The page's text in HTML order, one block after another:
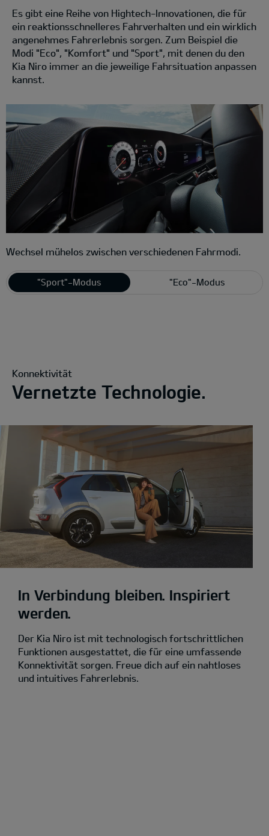
Es gibt eine Reihe von Hightech-Innovationen, die für
ein reaktionsschnelleres Fahrverhalten und ein wirklich
angenehmes Fahrerlebnis sorgen. Zum Beispiel die
Modi "Eco", "Komfort" und "Sport", mit denen du den
Kia Niro immer an die jeweilige Fahrsituation anpassen
kannst.
Wechsel mühelos zwischen verschiedenen Fahrmodi.
"Sport"-Modus "Eco"-Modus
Konnektivität
Vernetzte Technologie.
In Verbindung bleiben. Inspiriert
werden.
Der Kia Niro ist mit technologisch fortschrittlichen
Funktionen ausgestattet, die für eine umfassende
Konnektivität sorgen. Freue dich auf ein nahtloses
und intuitives Fahrerlebnis.